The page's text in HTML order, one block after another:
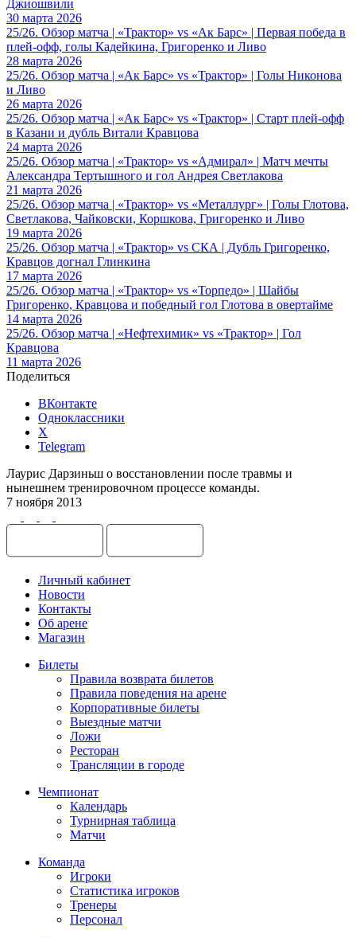
Джиошвили
30 марта 2026
25/26. Обзор матча | «Трактор» vs «Ак Барс» | Первая победа в
плей-офф, голы Кадейкина, Григоренко и Ливо
28 марта 2026
25/26. Обзор матча | «Ак Барс» vs «Трактор» | Голы Никонова
и Ливо
26 марта 2026
25/26. Обзор матча | «Ак Барс» vs «Трактор» | Старт плей-офф
в Казани и дубль Витали Кравцова
24 марта 2026
25/26. Обзор матча | «Трактор» vs «Адмирал» | Матч мечты
Александра Тертышного и гол Андрея Светлакова
21 марта 2026
25/26. Обзор матча | «Трактор» vs «Металлург» | Голы Глотова,
Светлакова, Чайковски, Коршкова, Григоренко и Ливо
19 марта 2026
25/26. Обзор матча | «Трактор» vs СКА | Дубль Григоренко,
Кравцов догнал Глинкина
17 марта 2026
25/26. Обзор матча | «Трактор» vs «Торпедо» | Шайбы
Григоренко, Кравцова и победный гол Глотова в овертайме
14 марта 2026
25/26. Обзор матча | «Нефтехимик» vs «Трактор» | Гол
Кравцова
11 марта 2026
Поделиться
ВКонтакте
Одноклассники
X
Telegram
Лаурис Дарзиньш о восстановлении после травмы и
нынешнем тренировочном процессе команды.
7 ноября 2013
Личный кабинет
Новости
Контакты
Об арене
Магазин
Билеты
Правила возврата билетов
Правила поведения на арене
Корпоративные билеты
Выездные матчи
Ложи
Ресторан
Трансляции в городе
Чемпионат
Календарь
Турнирная таблица
Матчи
Команда
Игроки
Статистика игроков
Тренеры
Персонал